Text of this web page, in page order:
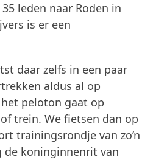
leden naar Roden in
is er een
daar zelfs in een paar
aldus al op
peloton gaat op
trein. We fietsen dan op
trainingsrondje van zo’n
de koninginnenrit van